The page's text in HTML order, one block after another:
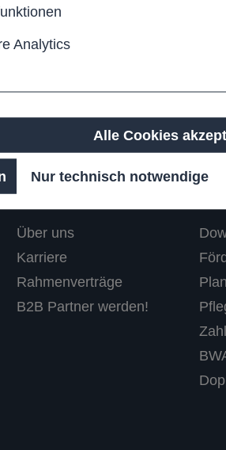
Über uns
Karriere
Rahmenverträge
B2B Partner werden!
Analytics
Alle Cookies
Nur technisch notwendige